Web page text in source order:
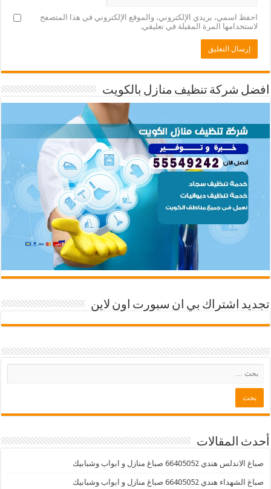
احفظ اسمي، بريدي الإلكتروني، والموقع الإلكتروني في هذا المتصفح
لاستخدامها المرة المقبلة في تعليقي.
افضل شركة تنظيف منازل بالكويت
تجديد اشتراك بي ان سبورت اون لاين
أحدث المقالات
صباغ الاندلس هندي 66405052 صباغ منازل و ابواب وشبابيك
صباغ الشهداء هندي 66405052 صباغ منازل و ابواب وشبابيك